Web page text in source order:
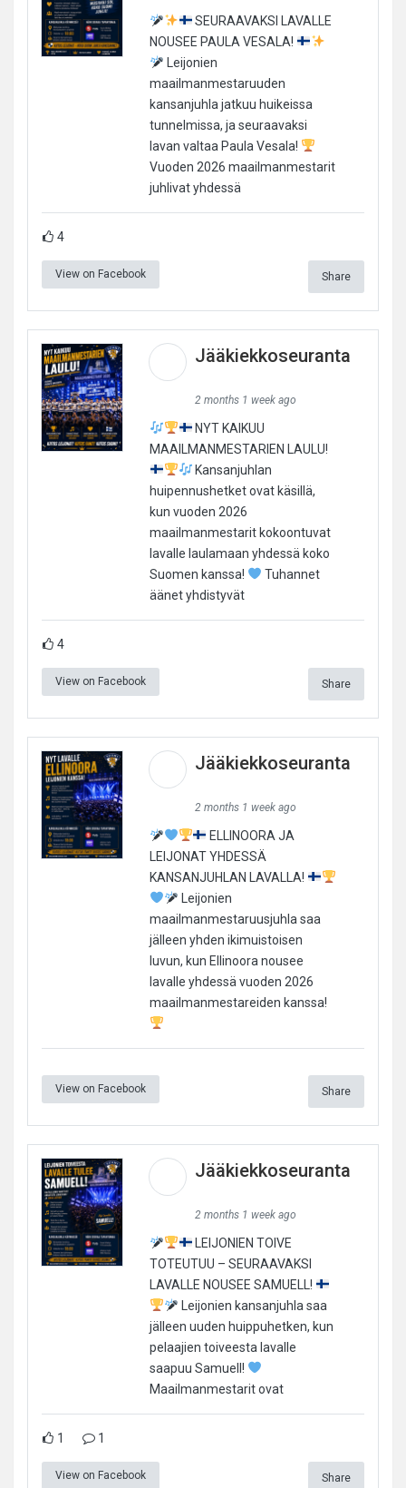
SEURAAVAKSI LAVALLE
NOUSEE PAULA VESALA!
Leijonien
maailmanmestaruuden
kansanjuhla jatkuu huikeissa
tunnelmissa, ja seuraavaksi
lavan valtaa Paula Vesala!
Vuoden 2026 maailmanmestarit
juhlivat yhdessä
4
View on Facebook Share
Jääkiekkoseuranta
2 months 1 week ago
NYT KAIKUU
MAAILMANMESTARIEN LAULU!
Kansanjuhlan
huipennushetket ovat käsillä,
kun vuoden 2026
maailmanmestarit kokoontuvat
lavalle laulamaan yhdessä koko
Suomen kanssa!
Tuhannet
äänet yhdistyvät
4
View on Facebook Share
Jääkiekkoseuranta
2 months 1 week ago
ELLINOORA JA
LEIJONAT YHDESSÄ
KANSANJUHLAN LAVALLA!
Leijonien
maailmanmestaruusjuhla saa
jälleen yhden ikimuistoisen
luvun, kun Ellinoora nousee
lavalle yhdessä vuoden 2026
maailmanmestareiden kanssa!
View on Facebook Share
Jääkiekkoseuranta
2 months 1 week ago
LEIJONIEN TOIVE
TOTEUTUU – SEURAAVAKSI
LAVALLE NOUSEE SAMUELL!
Leijonien kansanjuhla saa
jälleen uuden huippuhetken, kun
pelaajien toiveesta lavalle
saapuu Samuell!
Maailmanmestarit ovat
1 1
View on Facebook Share